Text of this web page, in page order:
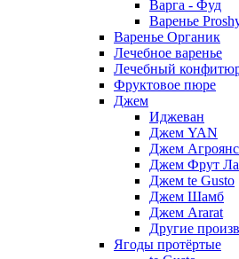
Варга - Фуд
Варенье
Варенье Органик
Лечебное варенье
Лечебный
Фруктовое пюре
Джем
Иджеван
Джем YAN
Джем Агроянс
Джем Фрут
Джем te Gusto
Джем Шамб
Джем Ararat
Другие
Ягоды протёртые